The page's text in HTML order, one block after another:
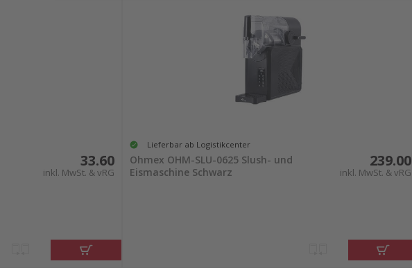
33.60
inkl. MwSt. & vRG
Lieferbar ab Logistikcenter
Ohmex OHM-SLU-0625 Slush- und
Eismaschine Schwarz
239.00
inkl. MwSt. & vRG